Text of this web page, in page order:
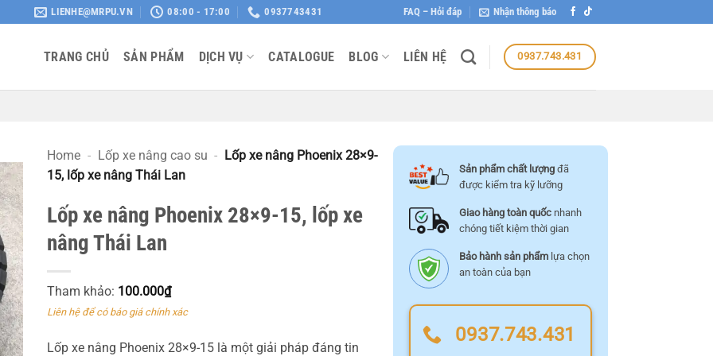
LIENHE@MRPU.VN 08:00 - 17:00 0937743431 FAQ – Hỏi đáp Nhận thông báo
TRANG CHỦ SẢN PHẨM DỊCH VỤ CATALOGUE BLOG LIÊN HỆ 0937.743.431
Home - Lốp xe nâng cao su - Lốp xe nâng Phoenix 28×9-
15, lốp xe nâng Thái Lan
Lốp xe nâng Phoenix 28×9-15, lốp xe
nâng Thái Lan
Tham khảo: 100.000₫
Liên hệ để có báo giá chính xác
Lốp xe nâng Phoenix 28×9-15 là một giải pháp đáng tin
Sản phẩm chất lượngđã
được kiểm tra kỹ lưỡng
Giao hàng toàn quốcnhanh
chóng tiết kiệm thời gian
Bảo hành sản phẩmlựa chọn
an toàn của bạn
0937.743.431